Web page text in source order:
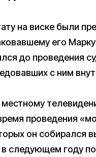
на виске были
его
до проведения
с ним
проведения
он собирался
следующем году